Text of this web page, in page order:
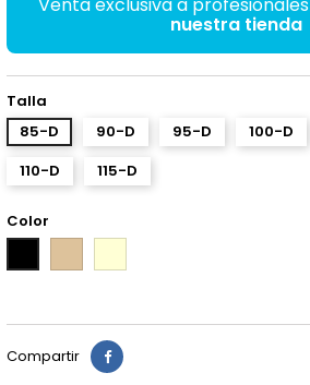
nuestra tienda
Talla
85-D
90-D 95-D 100-D
110-D
115-D
Color
Compartir